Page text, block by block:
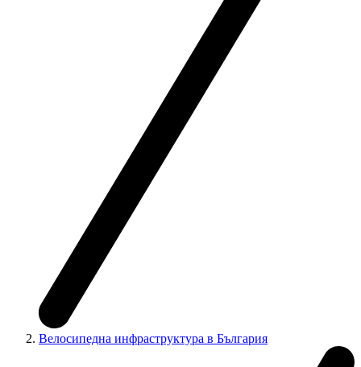
Велосипедна инфраструктура в България